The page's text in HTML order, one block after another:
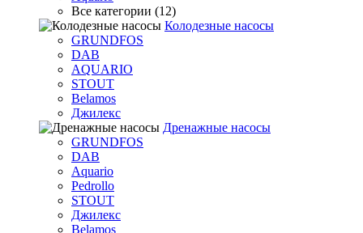
Все категории (12)
Колодезные насосы
GRUNDFOS
DAB
AQUARIO
STOUT
Belamos
Джилекс
Дренажные насосы
GRUNDFOS
DAB
Aquario
Pedrollo
STOUT
Джилекс
Belamos